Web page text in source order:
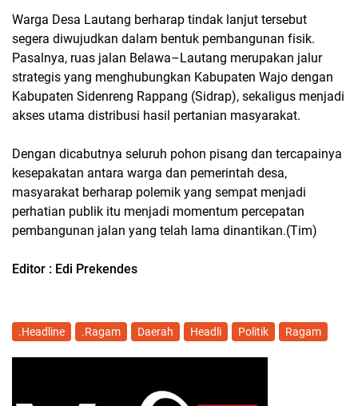
Warga Desa Lautang berharap tindak lanjut tersebut
segera diwujudkan dalam bentuk pembangunan fisik.
Pasalnya, ruas jalan Belawa–Lautang merupakan jalur
strategis yang menghubungkan Kabupaten Wajo dengan
Kabupaten Sidenreng Rappang (Sidrap), sekaligus menjadi
akses utama distribusi hasil pertanian masyarakat.
Dengan dicabutnya seluruh pohon pisang dan tercapainya
kesepakatan antara warga dan pemerintah desa,
masyarakat berharap polemik yang sempat menjadi
perhatian publik itu menjadi momentum percepatan
pembangunan jalan yang telah lama dinantikan.(Tim)
Editor : Edi Prekendes
.Headline .Ragam Daerah Headli Politik Ragam